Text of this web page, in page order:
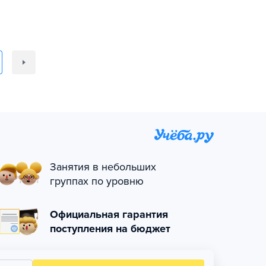
Занятия в небольших
группах по уровню
Официальная гарантия
поступления на бюджет